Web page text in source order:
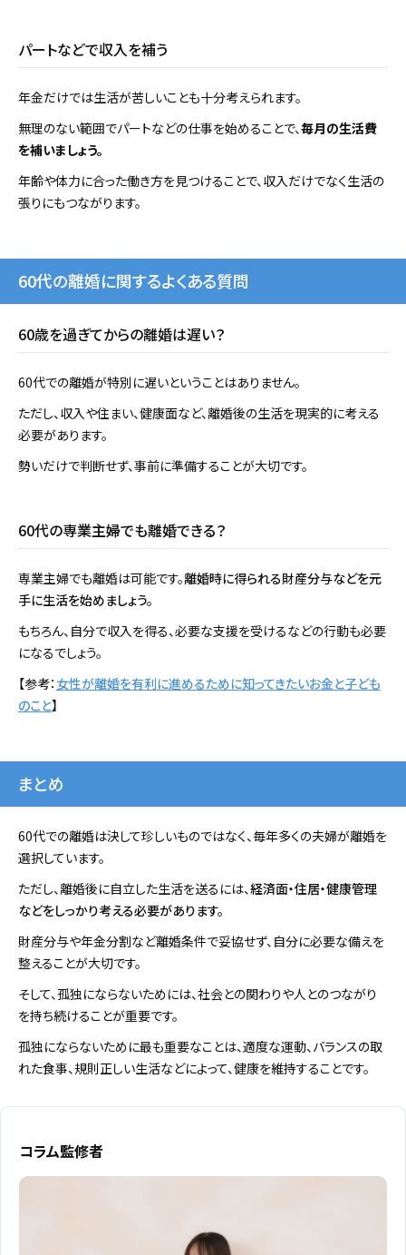
パートなどで収入を補う
年金だけでは生活が苦しいことも十分考えられます。
無理のない範囲でパートなどの仕事を始めることで、毎月の生活費
を補いましょう。
年齢や体力に合った働き方を見つけることで、収入だけでなく生活の
張りにもつながります。
60代の離婚に関するよくある質問
60歳を過ぎてからの離婚は遅い？
60代での離婚が特別に遅いということはありません。
ただし、収入や住まい、健康面など、離婚後の生活を現実的に考える
必要があります。
勢いだけで判断せず、事前に準備することが大切です。
60代の専業主婦でも離婚できる？
専業主婦でも離婚は可能です。離婚時に得られる財産分与などを元
手に生活を始めましょう。
もちろん、自分で収入を得る、必要な支援を受けるなどの行動も必要
になるでしょう。
【参考： 女性が離婚を有利に進めるために知ってきたいお金と子ども
のこと】
まとめ
60代での離婚は決して珍しいものではなく、毎年多くの夫婦が離婚を
選択しています。
ただし、離婚後に自立した生活を送るには、経済面・住居・健康管理
などをしっかり考える必要があります。
財産分与や年金分割など離婚条件で妥協せず、自分に必要な備えを
整えることが大切です。
そして、孤独にならないためには、社会との関わりや人とのつながり
を持ち続けることが重要です。
孤独にならないために最も重要なことは、適度な運動、バランスの取
れた食事、規則正しい生活などによって、健康を維持することです。
コラム監修者